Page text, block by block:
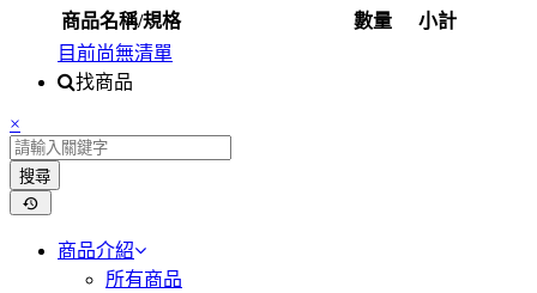
商品名稱/規格
數量
小計
目前尚無清單
找商品
×
搜尋
商品介紹
所有商品